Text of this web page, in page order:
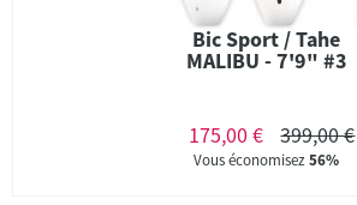
Bic Sport / Tahe
MALIBU - 7'9" #3
175,00 € 399,00 €
Vous économisez56%